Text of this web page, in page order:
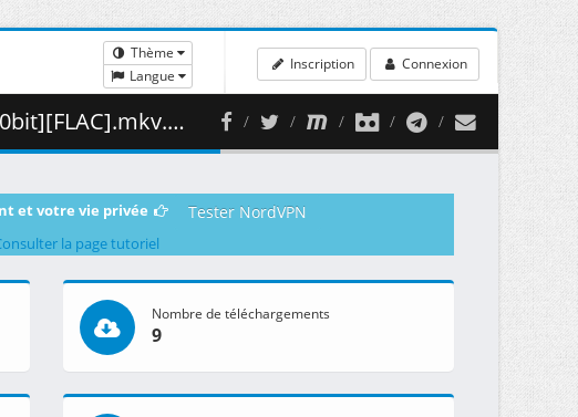
Thème
Langue
Inscription Connexion
( 291.58 MB )
et votre vie privée Tester NordVPN
la page tutoriel
Nombre de téléchargements
9